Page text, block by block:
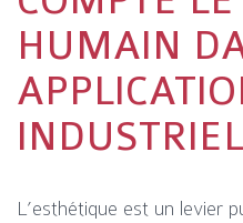
HUMAIN
L’esthétique est un levier